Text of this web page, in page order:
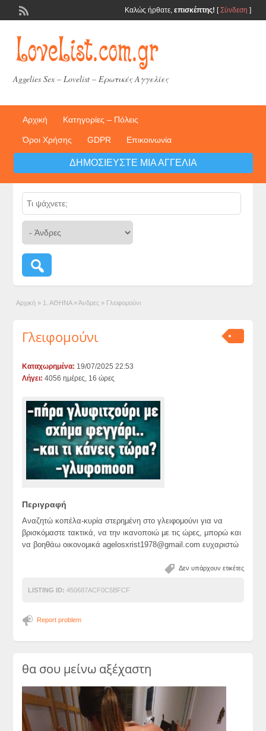
Καλώς ήρθατε, επισκέπτης! [Σύνδεση ]
Aggelies Sex – Lovelist – Ερωτικές Αγγελίες
Αρχική Κατηγορίες – Πόλεις
Όροι Χρήσης GDPR Επικοινωνία
ΔΗΜΟΣΙΕΎΣΤΕ ΜΙΑ ΑΓΓΕΛΊΑ
Αρχική » 1. ΑΘΗΝΑ » Άνδρες » Γλειφομούνι
Γλειφομούνι
Καταχωρημένα: 19/07/2025 22:53
Λήγει: 4056 ημέρες, 16 ώρες
Περιγραφή
Αναζητώ κοπέλα-κυρία στερημένη στο γλειφομούνι για να
βρισκόμαστε τακτικά, να την ικανοποιώ με τις ώρες, μπορώ και
να βοηθάω οικονομικάagelosxrist1978@gmail.com ευχαριστώ
Δεν υπάρχουν ετικέτες
LISTING ID: 450687ACF0C5BFCF
Report problem
θα σου μείνω αξέχαστη